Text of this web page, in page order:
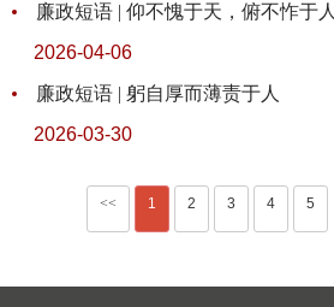
廉政短语 | 仰不愧于天，俯不怍于人
2026-04-06
廉政短语 | 躬自厚而薄责于人
2026-03-30
<< 1 2 3 4 5